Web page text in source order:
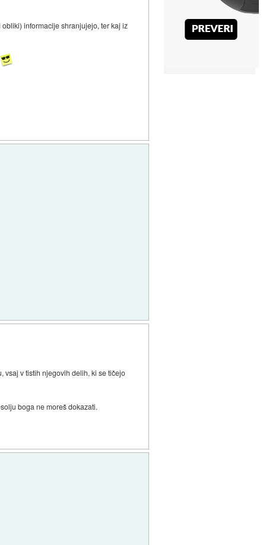
informacije shranjujejo, ter kaj iz
vsaj v tistih njegovih delih, ki se tičejo
boga ne moreš dokazati.